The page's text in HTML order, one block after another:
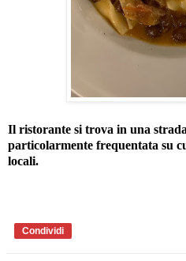
Il ristorante si trova in una
particolarmente frequentata su
locali.
Condividi